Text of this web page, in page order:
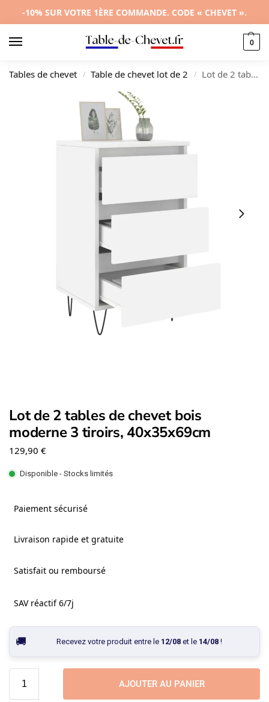
-10% SUR VOTRE 1ÈRE COMMANDE. CODE « CHEVET ».
0
Tables de chevet / Table de chevet lot de 2 / Lot de 2 tables de chevet bois moderne 3 tiroirs, 40x35x69cm
Lot de 2 tables de chevet bois
moderne 3 tiroirs, 40x35x69cm
129,90 €
Disponible - Stocks limités
Paiement sécurisé
Livraison rapide et gratuite
Satisfait ou remboursé
SAV réactif 6/7j
Recevez votre produit entre le 12/08et le 14/08!
AJOUTER AU PANIER